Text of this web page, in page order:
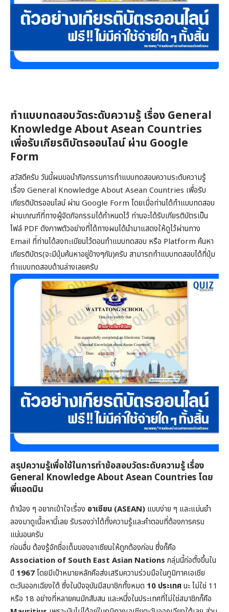
ทำแบบทดสอบวัดระดับความรู้ เรื่อง General
Knowledge About Asean Countries
เพื่อรับเกียรติบัตรออนไลน์ ผ่าน Google
Form
สวัสดีครับ วันนี้ผมขอนำกิจกรรมการทำแบบทดสอบความระดับความรู้
เรื่อง General Knowledge About Asean Countries เพื่อรับ
เกียรติบัตรออนไลน์ ผ่าน Google Form โดยเมื่อท่านได้ทำแบบทดสอบ
ผ่านเกณฑ์ที่ทางผู้จัดกิจกรรมได้กำหนดไว้ ท่านจะได้รับเกียรติบัตรเป็น
ไฟล์ PDF ดังภาพตัวอย่างที่ได้ทางผมได้นำมาแสดงให้ดูไว้ผ่านทาง
Email ที่ท่านได้ลงทะเบียนไว้ตอนทำแบบทดสอบ หรือ Platform ค้นหา
เกียรติบัตร(จะมีปุ่มค้นหาอยู่ข้างๆกัน)ครับ สามารถทำแบบทดสอบได้ที่ปุ่ม
ทำแบบทดสอบด้านล่างเลยครับ
สรุปความรู้เพื่อใช้ในการทำข้อสอบวัดระดับความรู้ เรื่อง
General Knowledge About Asean Countries โดย
พี่แอดมิน
ถ้าน้อง ๆ อยากเข้าใจเรื่อง อาเซียน (ASEAN) แบบง่าย ๆ และแม่นยำ
ลองมาดูเนื้อหานี้เลย รับรองว่าได้ทั้งความรู้และคำตอบที่ต้องการครบ
แน่นอนครับ
ก่อนอื่น ต้องรู้จักชื่อเต็มของอาเซียนให้ถูกต้องก่อน ซึ่งก็คือ
Association of South East Asian Nations กลุ่มนี้ก่อตั้งขึ้นใน
ปี 1967โดยมีเป้าหมายหลักคือส่งเสริมความร่วมมือในภูมิภาคเอเชีย
ตะวันออกเฉียงใต้ ซึ่งในปัจจุบันมีสมาชิกทั้งหมด 10 ประเทศนะ ไม่ใช่ 11
หรือ 18 อย่างที่หลายคนมักสับสน และหนึ่งในประเทศที่ไม่ใช่สมาชิกก็คือ